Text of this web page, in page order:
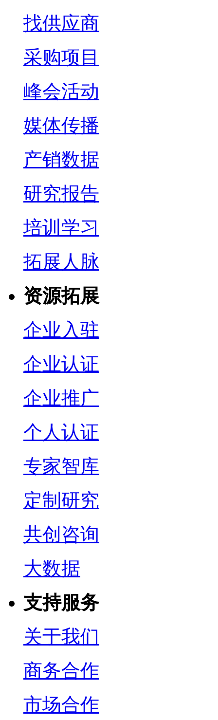
找供应商
采购项目
峰会活动
媒体传播
产销数据
研究报告
培训学习
拓展人脉
资源拓展
企业入驻
企业认证
企业推广
个人认证
专家智库
定制研究
共创咨询
大数据
支持服务
关于我们
商务合作
市场合作